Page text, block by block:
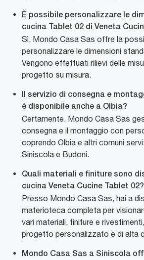
È possibile personalizzare le
cucina Tablet 02 di Veneta
Sì, Mondo Casa Sas offre la
personalizzare le dimensioni
Vengono effettuati rilievi delle
progetto su misura.
Il servizio di consegna e
è disponibile anche a Olbia?
Certamente. Mondo Casa Sas
consegna e il montaggio con
coprendo Olbia e altri comuni
Siniscola e Budoni.
Quali materiali e finiture sono
cucina Veneta Cucine Tablet 02?
Presso Mondo Casa Sas, hai a
materioteca completa per
vari materiali, finiture e
progetto personalizzato e di alta
Mondo Casa Sas a Siniscola